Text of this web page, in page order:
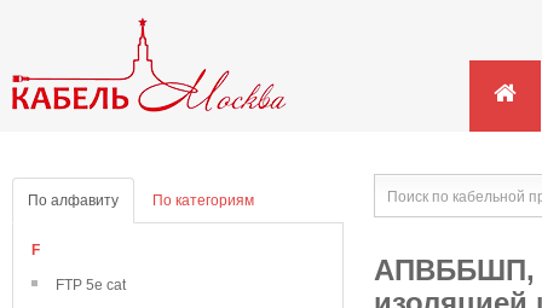
По алфавиту По категориям
F
FTP 5e cat
АПВББШП,